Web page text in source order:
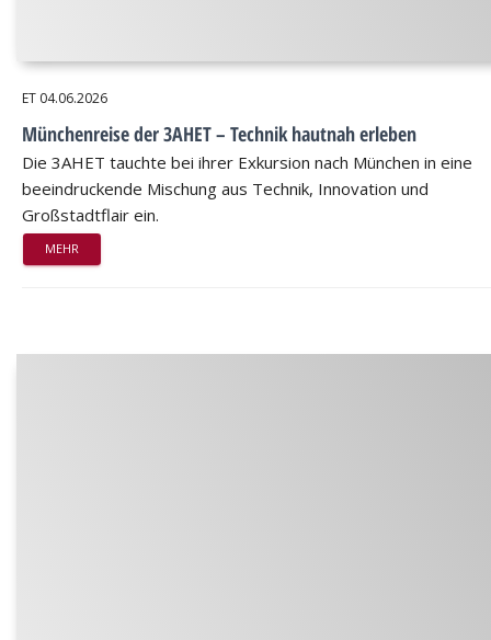
ET 04.06.2026
Münchenreise der 3AHET – Technik hautnah erleben
Die 3AHET tauchte bei ihrer Exkursion nach München in eine
beeindruckende Mischung aus Technik, Innovation und
Großstadtflair ein.
MEHR